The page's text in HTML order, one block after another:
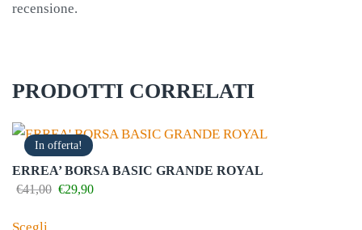
recensione.
PRODOTTI CORRELATI
In offerta!
ERREA’ BORSA BASIC GRANDE ROYAL
€41,00 Il€29,90Il